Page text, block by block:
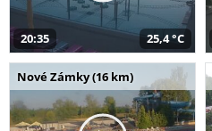
20:35 25,4 °C
Nové Zámky (16 km)